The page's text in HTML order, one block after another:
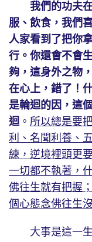
我們的功夫
服、飲食，我們
人家看到了把你
行。你還會不會
夠，這身外之物
在心上，錯了！
是輪迴的因，這
迴。 所以總是要
利、名聞利養、
練，逆境裡頭更
一切都不執著，
佛往生就有把握
個心態念佛往生
大事是這一生